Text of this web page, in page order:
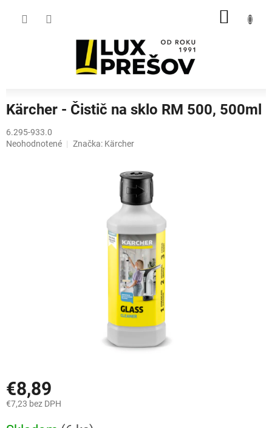
Kärcher - Čistič na sklo RM 500, 500ml
6.295-933.0
Priemerné
Neohodnotené Značka: Kärcher
€8,89
€7,23 bez DPH